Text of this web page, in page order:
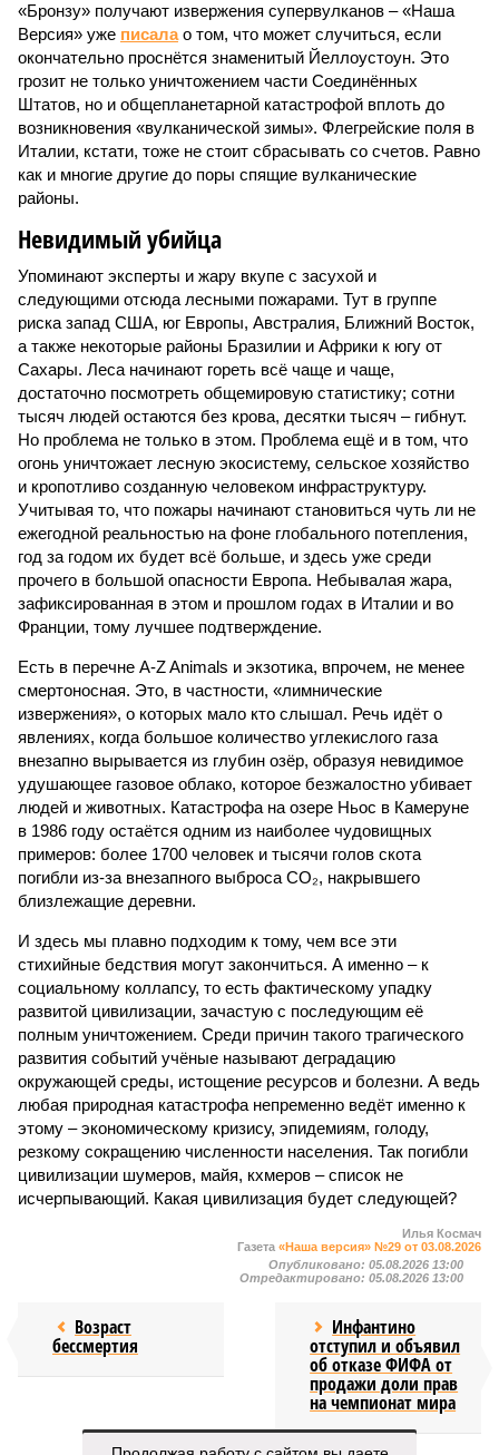
«Бронзу» получают извержения супервулканов – «Наша
Версия» уже писалао том, что может случиться, если
окончательно проснётся знаменитый Йеллоустоун. Это
грозит не только уничтожением части Соединённых
Штатов, но и общепланетарной катастрофой вплоть до
возникновения «вулканической зимы». Флегрейские поля в
Италии, кстати, тоже не стоит сбрасывать со счетов. Равно
как и многие другие до поры спящие вулканические
районы.
Невидимый убийца
Упоминают эксперты и жару вкупе с засухой и
следующими отсюда лесными пожарами. Тут в группе
риска запад США, юг Европы, Австралия, Ближний Восток,
а также некоторые районы Бразилии и Африки к югу от
Сахары. Леса начинают гореть всё чаще и чаще,
достаточно посмотреть общемировую статистику; сотни
тысяч людей остаются без крова, десятки тысяч – гибнут.
Но проблема не только в этом. Проблема ещё и в том, что
огонь уничтожает лесную экосистему, сельское хозяйство
и кропотливо созданную человеком инфраструктуру.
Учитывая то, что пожары начинают становиться чуть ли не
ежегодной реальностью на фоне глобального потепления,
год за годом их будет всё больше, и здесь уже среди
прочего в большой опасности Европа. Небывалая жара,
зафиксированная в этом и прошлом годах в Италии и во
Франции, тому лучшее подтверждение.
Есть в перечне A-Z Animals и экзотика, впрочем, не менее
смертоносная. Это, в частности, «лимнические
извержения», о которых мало кто слышал. Речь идёт о
явлениях, когда большое количество углекислого газа
внезапно вырывается из глубин озёр, образуя невидимое
удушающее газовое облако, которое безжалостно убивает
людей и животных. Катастрофа на озере Ньос в Камеруне
в 1986 году остаётся одним из наиболее чудовищных
примеров: более 1700 человек и тысячи голов скота
погибли из-за внезапного выброса CO₂, накрывшего
близлежащие деревни.
И здесь мы плавно подходим к тому, чем все эти
стихийные бедствия могут закончиться. А именно – к
социальному коллапсу, то есть фактическому упадку
развитой цивилизации, зачастую с последующим её
полным уничтожением. Среди причин такого трагического
развития событий учёные называют деградацию
окружающей среды, истощение ресурсов и болезни. А ведь
любая природная катастрофа непременно ведёт именно к
этому – экономическому кризису, эпидемиям, голоду,
резкому сокращению численности населения. Так погибли
цивилизации шумеров, майя, кхмеров – список не
исчерпывающий. Какая цивилизация будет следующей?
Илья Космач
Газета «Наша версия» №29 от 03.08.2026
Опубликовано: 05.08.2026 13:00
Отредактировано: 05.08.2026 13:00
Возраст
бессмертия
Инфантино
отступил и объявил
об отказе ФИФА от
продажи доли прав
на чемпионат мира